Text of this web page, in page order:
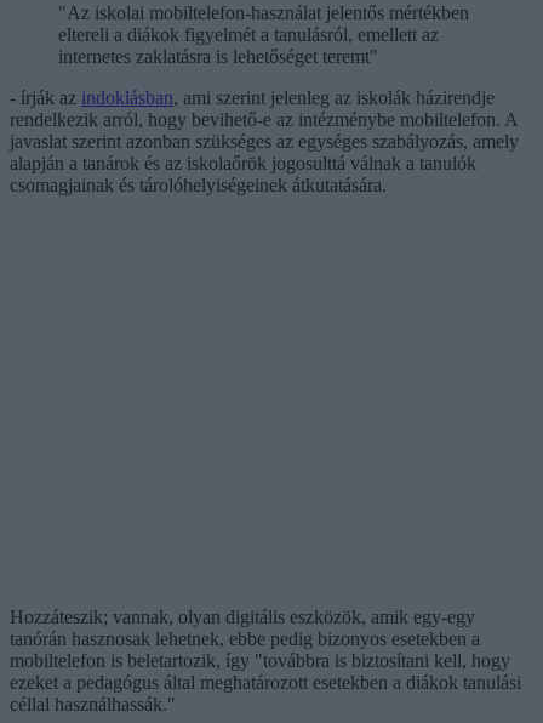
"Az iskolai mobiltelefon-használat jelentős mértékben
eltereli a diákok figyelmét a tanulásról, emellett az
internetes zaklatásra is lehetőséget teremt"
- írják az indoklásban, ami szerint jelenleg az iskolák házirendje
rendelkezik arról, hogy bevihető-e az intézménybe mobiltelefon. A
javaslat szerint azonban szükséges az egységes szabályozás, amely
alapján a tanárok és az iskolaőrök jogosulttá válnak a tanulók
csomagjainak és tárolóhelyiségeinek átkutatására.
Hozzáteszik; vannak, olyan digitális eszközök, amik egy-egy
tanórán hasznosak lehetnek, ebbe pedig bizonyos esetekben a
mobiltelefon is beletartozik, így "továbbra is biztosítani kell, hogy
ezeket a pedagógus által meghatározott esetekben a diákok tanulási
céllal használhassák."